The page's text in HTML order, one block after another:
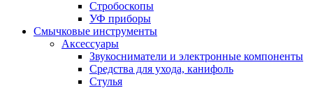
Стробоскопы
УФ приборы
Смычковые инструменты
Аксессуары
Звукосниматели и электронные компоненты
Средства для ухода, канифоль
Стулья